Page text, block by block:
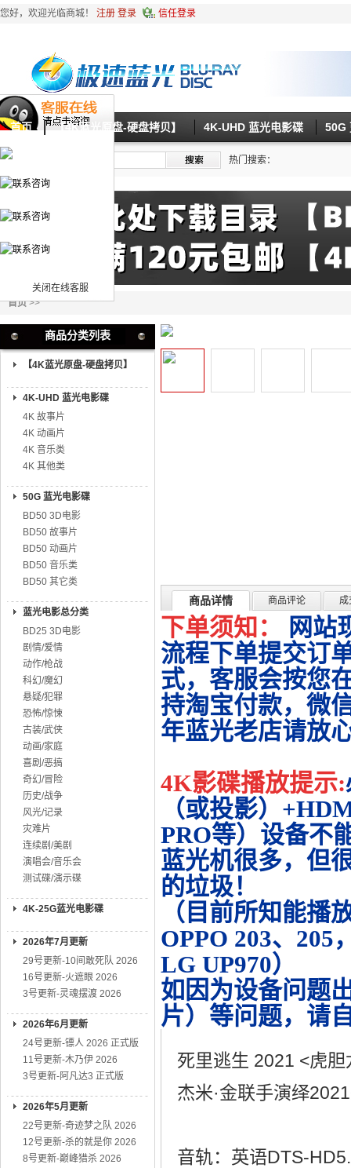
关闭在线客服
您好，欢迎光临商城！ 注册 登录 信任登录
首页 【4K蓝光原盘-硬盘拷贝】 4K-UHD 蓝光电影碟 50G
热门搜索：
首页>>
商品分类列表
【4K蓝光原盘-硬盘拷贝】
4K-UHD 蓝光电影碟
4K 故事片
4K 动画片
4K 音乐类
4K 其他类
50G 蓝光电影碟
BD50 3D电影
BD50 故事片
BD50 动画片
BD50 音乐类
BD50 其它类
蓝光电影总分类
BD25 3D电影
剧情/爱情
动作/枪战
科幻/魔幻
悬疑/犯罪
恐怖/惊悚
古装/武侠
动画/家庭
喜剧/恶搞
奇幻/冒险
历史/战争
风光/记录
灾难片
连续剧/美剧
演唱会/音乐会
测试碟/演示碟
4K-25G蓝光电影碟
2026年7月更新
29号更新-10间敢死队 2026
16号更新-火遮眼 2026
3号更新-灵魂摆渡 2026
2026年6月更新
24号更新-镖人 2026 正式版
11号更新-木乃伊 2026
3号更新-阿凡达3 正式版
2026年5月更新
22号更新-奇迹梦之队 2026
12号更新-杀的就是你 2026
8号更新-巅峰猎杀 2026
商品详情 商品评论 成
下单须知：
网站
流程下单提交订
式，客服会按您
持淘宝付款，微
年蓝光老店请放
4K影碟播放提示:
（或投影）
PRO等）设备不
蓝光机很多，但
的垃圾！
（目前所知能播
OPPO 203、205
LG UP970）
如因为设备问题
片）等问题，请
死里逃生 2021 <虎
杰米·金联手演绎
音轨：英语DTS-